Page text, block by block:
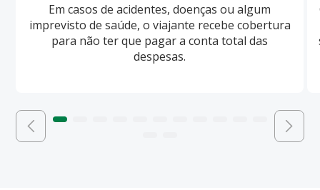
Em casos de acidentes, doenças ou algum
imprevisto de saúde, o viajante recebe cobertura
para não ter que pagar a conta total das
despesas.